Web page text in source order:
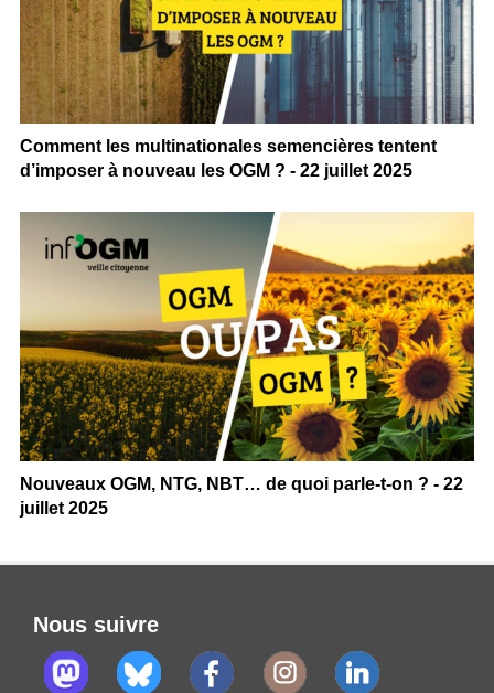
Comment les multinationales semencières tentent
d’imposer à nouveau les OGM ? - 22 juillet 2025
Nouveaux OGM, NTG, NBT… de quoi parle-t-on ? - 22
juillet 2025
Nous suivre